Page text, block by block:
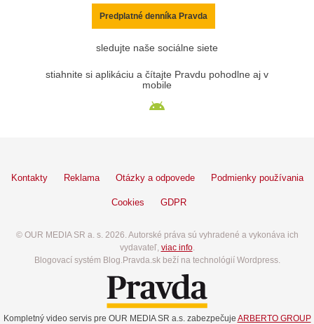
Predplatné denníka Pravda
sledujte naše sociálne siete
stiahnite si aplikáciu a čítajte Pravdu pohodlne aj v
mobile
Kontakty Reklama Otázky a odpovede Podmienky používania
Cookies GDPR
© OUR MEDIA SR a. s. 2026. Autorské práva sú vyhradené a vykonáva ich
vydavateľ, viac info.
Blogovací systém Blog.Pravda.sk beží na technológií Wordpress.
Kompletný video servis pre OUR MEDIA SR a.s. zabezpečuje ARBERTO GROUP